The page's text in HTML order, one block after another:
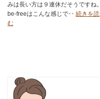
サロン｜ダーマロジカ｜お
得なメニュー｜フェイシャ
みは長い方は９連休だそうですね。
be-freeはこんな感じで‥ 続きを読
む